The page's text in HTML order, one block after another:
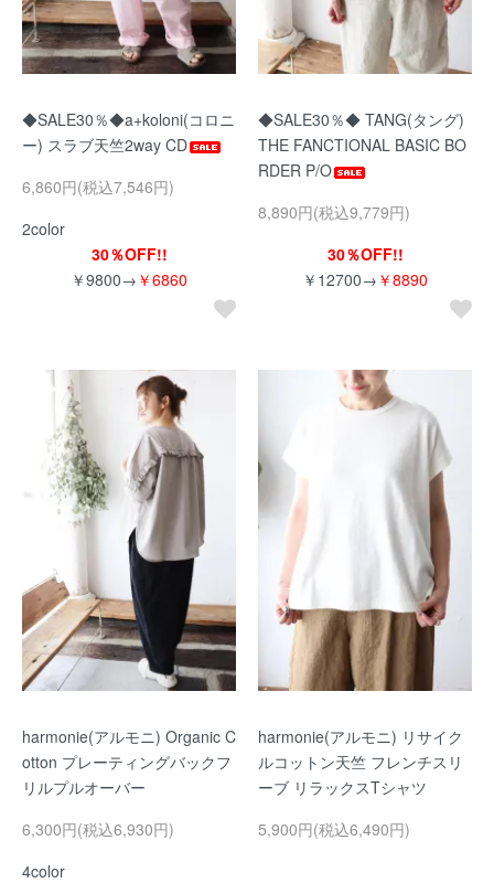
◆SALE30％◆a+koloni(コロニ
ー) スラブ天竺2way CD
6,860円(税込7,546円)
2color
30％OFF!!
￥9800→ ￥6860
◆SALE30％◆ TANG(タング)
THE FANCTIONAL BASIC BO
RDER P/O
8,890円(税込9,779円)
30％OFF!!
￥12700→ ￥8890
harmonie(アルモニ) Organic C
otton プレーティングバックフ
リルプルオーバー
6,300円(税込6,930円)
4color
harmonie(アルモニ) リサイク
ルコットン天竺 フレンチスリ
ーブ リラックスTシャツ
5,900円(税込6,490円)